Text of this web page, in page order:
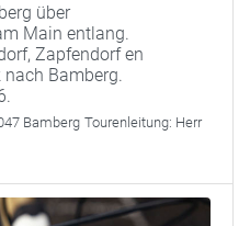
über
Main entlang.
Zapfendorf en
Bamberg.
Bamberg Tourenleitung: Herr